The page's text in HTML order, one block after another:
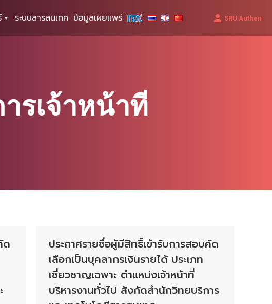
ระบบสารสนเทศ ข้อมูลเผยแพร่ SRU Authen
รเจ้าหน้าที่
ด
ประกาศรายชื่อผู้มีสิทธิ์เข้ารับการสอบคัด
เลือกเป็นบุคลากรเงินรายได้ ประเภท
เชี่ยวชาญเฉพาะ ตำแหน่งเจ้าหน้าที่
บริหารงานทั่วไป สังกัดสำนักวิทยบริการ